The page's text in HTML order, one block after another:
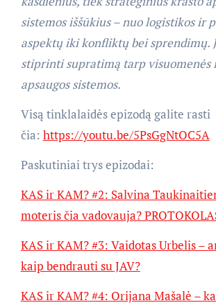
sistemos iššūkius – nuo logistikos ir
aspektų iki konfliktų bei sprendimų.
stiprinti supratimą tarp visuomenės
apsaugos sistemos.
Visą tinklalaidės epizodą galite rasti
čia: https://youtu.be/5PsGgNtOC5A
Paskutiniai trys epizodai:
KAS ir KAM? #2: Salvina
moteris čia vadovauja?
KAS ir KAM? #3: Vaidotas Urbelis –
kaip bendrauti su JAV?
KAS ir KAM? #4: Orijana Mašalė –